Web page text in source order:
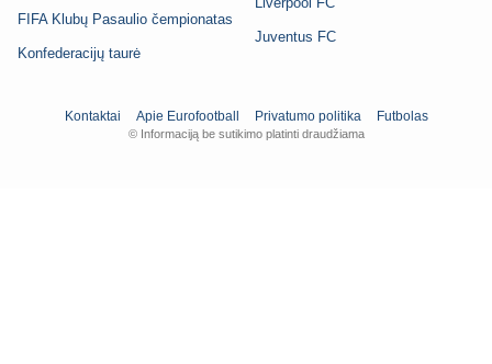
FIFA Klubų Pasaulio čempionatas
Konfederacijų taurė
Juventus FC
Kontaktai Apie Eurofootball Privatumo politika Futbolas
© Informaciją be sutikimo platinti draudžiama